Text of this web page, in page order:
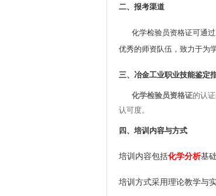
二、报考渠道
化学检验员资格证可通过
优秀的师资队伍，致力于为
三、冶金工业职业技能鉴定
化学检验员资格证的认
认可度。
四、培训内容与方式
培训内容包括化学分析基
培训方式采用理论教学与